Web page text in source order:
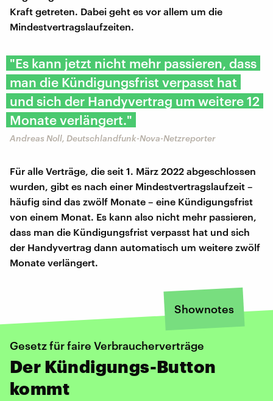
Kraft getreten. Dabei geht es vor allem um die
Mindestvertragslaufzeiten.
"Es kann jetzt nicht mehr passieren, dass
man die Kündigungsfrist verpasst hat
und sich der Handyvertrag um weitere 12
Monate verlängert."
Andreas Noll, Deutschlandfunk-Nova-Netzreporter
Für alle Verträge, die seit 1. März 2022 abgeschlossen
wurden, gibt es nach einer Mindestvertragslaufzeit –
häufig sind das zwölf Monate – eine Kündigungsfrist
von einem Monat. Es kann also nicht mehr passieren,
dass man die Kündigungsfrist verpasst hat und sich
der Handyvertrag dann automatisch um weitere zwölf
Monate verlängert.
Shownotes
Gesetz für faire Verbraucherverträge
Der Kündigungs-Button
kommt